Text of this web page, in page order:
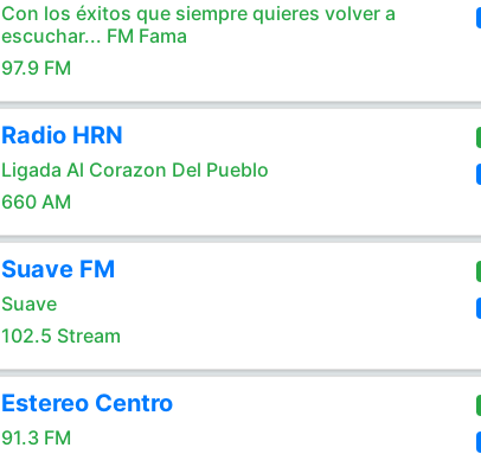
Con los éxitos que siempre quieres volver a
escuchar... FM Fama
97.9 FM
Radio HRN
Ligada Al Corazon Del Pueblo
660 AM
Suave FM
Suave
102.5 Stream
Estereo Centro
91.3 FM